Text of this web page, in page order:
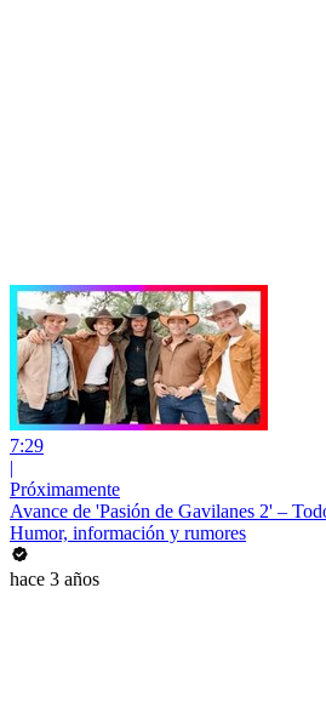
7:29
|
Próximamente
Avance de 'Pasión de Gavilanes 2' –
Humor, información y rumores
hace 3 años